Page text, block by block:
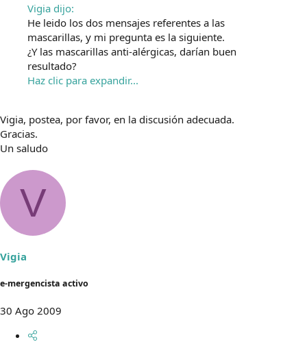
Vigia dijo:
He leido los dos mensajes referentes a las
mascarillas, y mi pregunta es la siguiente.
¿Y las mascarillas anti-alérgicas, darían buen
resultado?
Haz clic para expandir...
Vigia, postea, por favor, en la discusión adecuada.
Gracias.
Un saludo
V
Vigia
e-mergencista activo
30 Ago 2009